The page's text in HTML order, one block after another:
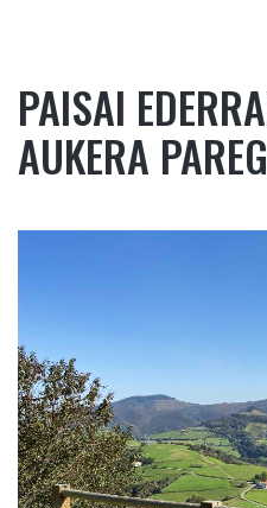
PAISAI
AUKERA